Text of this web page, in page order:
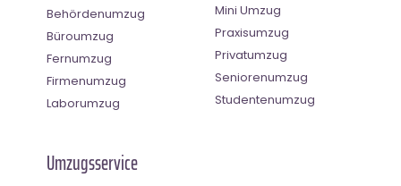
Behördenumzug
Büroumzug
Fernumzug
Firmenumzug
Laborumzug
Mini Umzug
Praxisumzug
Privatumzug
Seniorenumzug
Studentenumzug
Umzugsservice